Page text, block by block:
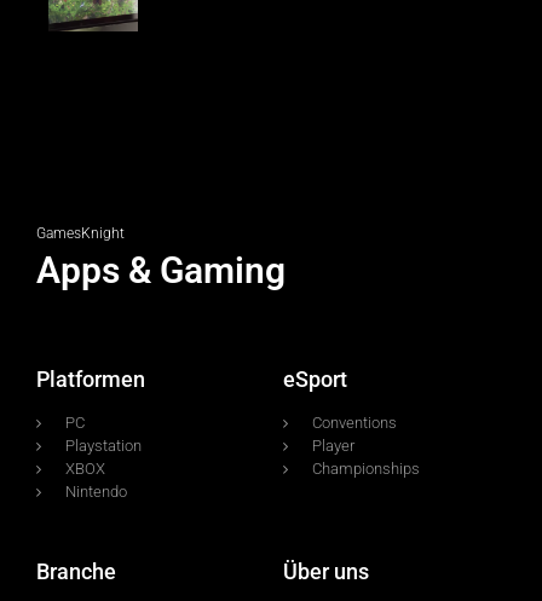
GamesKnight
Apps & Gaming
Platformen
PC
Playstation
XBOX
Nintendo
eSport
Conventions
Player
Championships
Branche Über uns